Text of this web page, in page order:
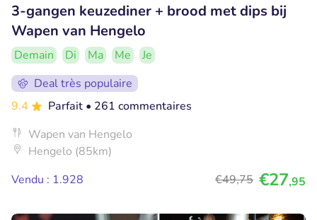
3-gangen keuzediner + brood met dips bij
Wapen van Hengelo
Demain Di Ma Me
Je
Deal très populaire
9.4
Parfait • 261 commentaires
Wapen van Hengelo
Hengelo (85km)
Vendu : 1.928
€49,75 €27,95